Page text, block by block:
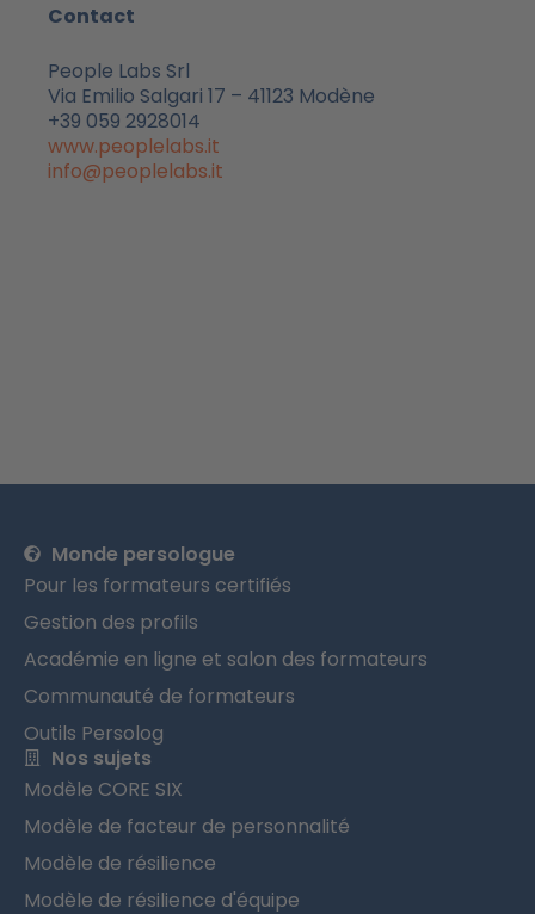
Contact
People Labs Srl
Via Emilio Salgari 17 – 41123 Modène
+39 059 2928014
www.peoplelabs.it
info@peoplelabs.it
Monde persologue
Pour les formateurs certifiés
Gestion des profils
Académie en ligne et salon des formateurs
Communauté de formateurs
Outils Persolog
Nos sujets
Modèle CORE SIX
Modèle de facteur de personnalité
Modèle de résilience
Modèle de résilience d'équipe